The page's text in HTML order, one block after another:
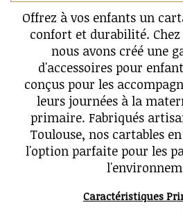
Offrez à vos enfants un
confort et durabilité. Chez
nous avons créé une
d'accessoires pour
conçus pour les
leurs journées à la
primaire. Fabriqués
Toulouse, nos cartables
l'option parfaite pour les
Caractéristiques